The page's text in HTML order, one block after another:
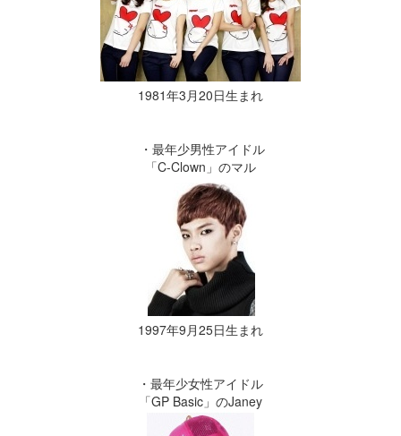
1981年3月20日生まれ
・最年少男性アイドル
「C-Clown」のマル
1997年9月25日生まれ
・最年少女性アイドル
「GP Basic」のJaney